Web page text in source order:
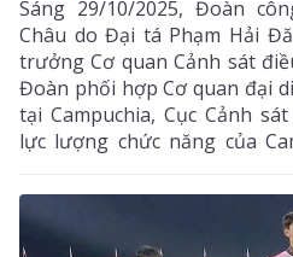
Sáng 29/10/2025, Đoàn
Châu do Đại tá Phạm Hải
trưởng Cơ quan Cảnh sát
Đoàn phối hợp Cơ quan đại
tại Campuchia, Cục Cảnh
lực lượng chức năng của
công chuyên án lừa đảo
gian mạng, bắt giữ 59 đối
chứng cứ liên quan đến vụ án.